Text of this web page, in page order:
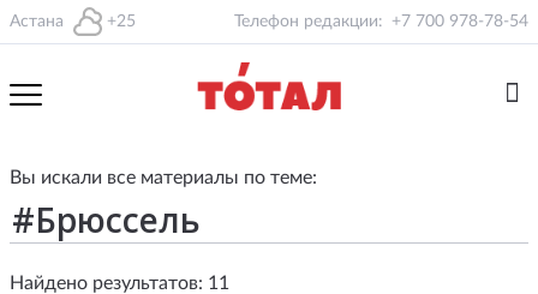
Астана +25 Телефон редакции: +7 700 978-78-54
Вы искали все материалы по теме:
Найдено результатов: 11